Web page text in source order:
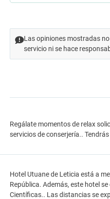
Las opiniones mostradas
servicio ni se hace
Regálate momentos de relax
servicios de conserjería..
Hotel Utuane de Leticia está a
República. Además, este hotel
Científicas.. Las distancias se